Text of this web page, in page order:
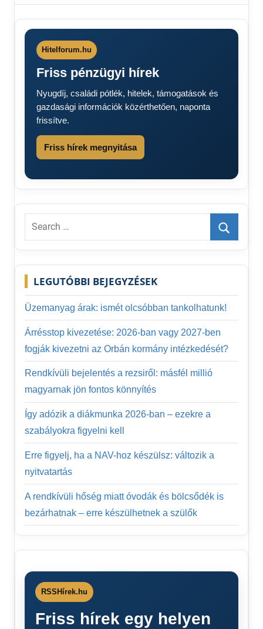
pótlék
utalás
Hitelforum.hu
Friss pénzügyi hírek
Nyugdíj, családi pótlék, hitelek, támogatások és
gazdasági információk közérthetően, naponta
frissítve.
Friss hírek megnyitása
Search
Search
LEGUTÓBBI BEJEGYZÉSEK
Üzemanyag árak: ismét olcsóbban tankolhatunk!
Árrésstop kivezetése: 2026-ban vagy 2027-ben
fogják kivezetni az Orbán kormány intézkedését?
Rendkívüli bejelentés a rezsiről: másfél millió
magyarnak jön fontos könnyítés
Így adózik a diákmunka 2026-ban – ezekre a
szabályokra figyelni kell
Erre figyelj, ha a NAV-hoz készülsz: változik a
nyitvatartás
A rendkívüli hőség miatt óvodák és bölcsődék is
bezárhatnak – erre készülhetnek a szülők
RSSHírek.hu
Friss hírek egy helyen